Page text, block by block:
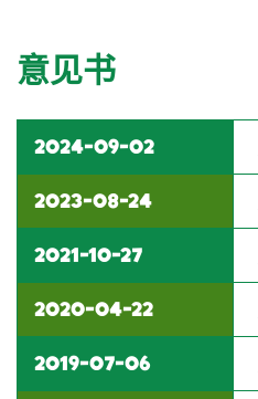
意见书
2024-09-02
2023-08-24
2021-10-27
2020-04-22
2019-07-06